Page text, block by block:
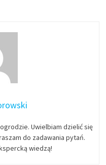
Uwielbiam dzielić się
do zadawania pytań.
wiedzą!